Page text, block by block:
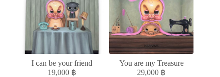
I can be your friend
19,000 ฿
You are my Treasure
29,000 ฿